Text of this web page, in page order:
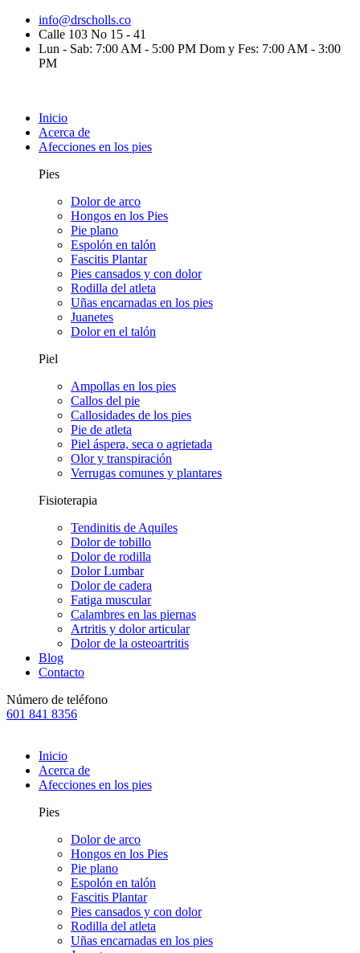
info@drscholls.co
Calle 103 No 15 - 41
Lun - Sab: 7:00 AM - 5:00 PM Dom y Fes: 7:00 AM - 3:00
PM
Inicio
Acerca de
Afecciones en los pies
Pies
Dolor de arco
Hongos en los Pies
Pie plano
Espolón en talón
Fascitis Plantar
Pies cansados y con dolor
Rodilla del atleta
Uñas encarnadas en los pies
Juanetes
Dolor en el talón
Piel
Ampollas en los pies
Callos del pie
Callosidades de los pies
Pie de atleta
Piel áspera, seca o agrietada
Olor y transpiración
Verrugas comunes y plantares
Fisioterapia
Tendinitis de Aquiles
Dolor de tobillo
Dolor de rodilla
Dolor Lumbar
Dolor de cadera
Fatiga muscular
Calambres en las piernas
Artritis y dolor articular
Dolor de la osteoartritis
Blog
Contacto
Número de teléfono
601 841 8356
Inicio
Acerca de
Afecciones en los pies
Pies
Dolor de arco
Hongos en los Pies
Pie plano
Espolón en talón
Fascitis Plantar
Pies cansados y con dolor
Rodilla del atleta
Uñas encarnadas en los pies